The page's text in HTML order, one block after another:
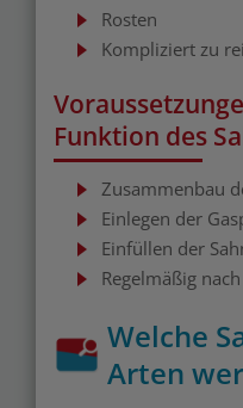
Rosten
Kompliziert zu
Funktion des
Zusammenbau
Einlegen der
Einfüllen der
Regelmäßig
Welche
Arten